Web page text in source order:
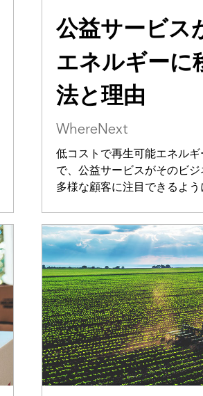
公益サービス
エネルギーに
法と理由
WhereNext
低コストで再生可能エネル
で、公益サービスがそのビジ
多様な顧客に注目できるよう